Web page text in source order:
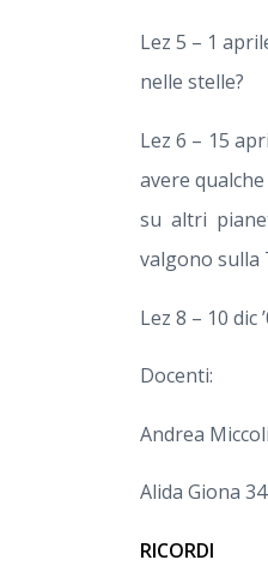
Lez 5 – 1
nelle stelle?
Lez 6 – 15
avere
su altri
valgono sulla
Lez 8 – 10 dic
Docenti:
Andrea
Alida Giona
RICORDI